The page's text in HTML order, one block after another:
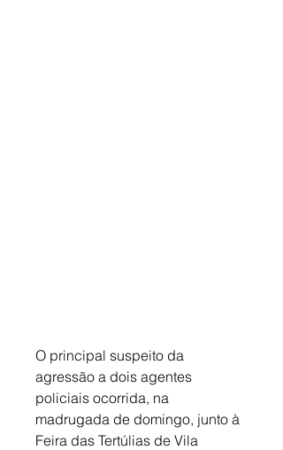
O principal suspeito da
agressão a dois agentes
policiais ocorrida, na
madrugada de domingo, junto à
Feira das Tertúlias de Vila